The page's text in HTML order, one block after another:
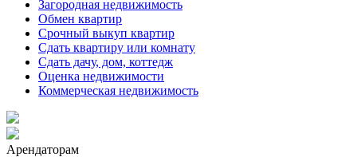
Загородная недвижимость
Обмен квартир
Срочный выкуп квартир
Сдать квартиру или комнату
Сдать дачу, дом, коттедж
Оценка недвижимости
Коммерческая недвижимость
Арендаторам